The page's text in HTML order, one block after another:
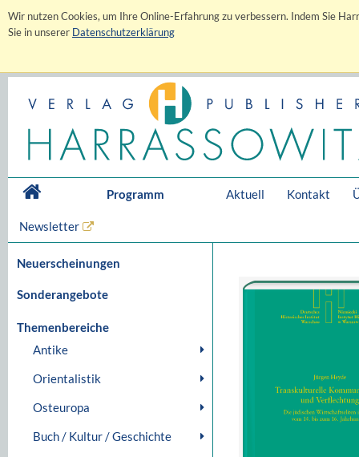
Wir nutzen Cookies, um Ihre Online-Erfahrung zu verbessern. Indem Sie
Sie in unserer Datenschutzerklärung
Programm Aktuell Kontakt
Newsletter
Neuerscheinungen
Sonderangebote
Themenbereiche
Antike
Orientalistik
Osteuropa
Buch / Kultur / Geschichte